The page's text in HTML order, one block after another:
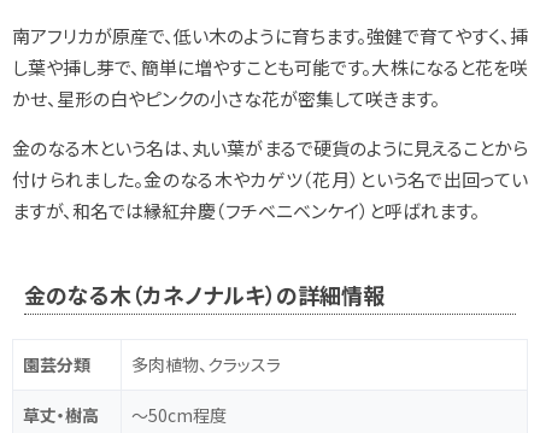
南アフリカが原産で、低い木のように育ちます。強健で育てやすく、挿
し葉や挿し芽で、簡単に増やすことも可能です。大株になると花を咲
かせ、星形の白やピンクの小さな花が密集して咲きます。
金のなる木という名は、丸い葉がまるで硬貨のように見えることから
付けられました。金のなる木やカゲツ（花月）という名で出回ってい
ますが、和名では縁紅弁慶（フチベニベンケイ）と呼ばれます。
金のなる木（カネノナルキ）の詳細情報
園芸分類 多肉植物、クラッスラ
草丈・樹高 ～50cm程度